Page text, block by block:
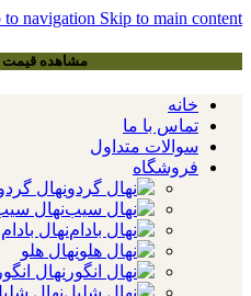
to navigation Skip to main content
مشاهده قیمت
خانه
تماس با ما
سوالات متداول
فروشگاه
نهال
نهال
نهال بادام
نهال هلو
نهال انگور